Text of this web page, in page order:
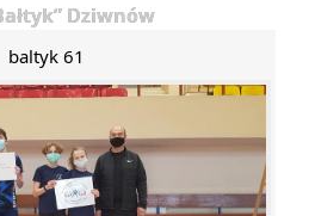
Dziwnów
baltyk 61